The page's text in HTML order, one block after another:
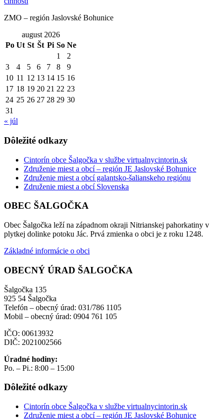
ZMO – región Jaslovské Bohunice
august 2026
Po Ut St Št Pi So Ne
1
2
3
4 5 6 7 8
9
10 11 12 13 14 15 16
17 18 19 20 21 22 23
24 25 26 27 28 29 30
31
« júl
Dôležité odkazy
Cintorín obce Šalgočka v službe virtualnycintorin.sk
Združenie miest a obcí – región JE Jaslovské Bohunice
Združenie miest a obcí galantsko-šalianskeho regiónu
Združenie miest a obcí Slovenska
OBEC ŠALGOČKA
Obec Šalgočka leží na západnom okraji Nitrianskej pahorkatiny v
plytkej dolinke potoku Jác. Prvá zmienka o obci je z roku 1248.
Základné informácie o obci
OBECNÝ ÚRAD ŠALGOČKA
Šalgočka 135
925 54 Šalgočka
Telefón – obecný úrad: 031/786 1105
Mobil – obecný úrad: 0904 761 105
IČO: 00613932
DIČ: 2021002566
Úradné hodiny:
Po. – Pi.: 8:00 – 15:00
Dôležité odkazy
Cintorín obce Šalgočka v službe virtualnycintorin.sk
Združenie miest a obcí – región JE Jaslovské Bohunice